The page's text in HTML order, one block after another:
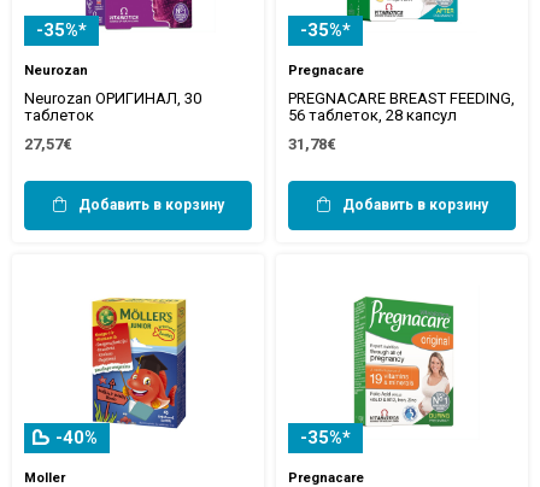
-35%*
Neurozan
Neurozan ОРИГИНАЛ, 30
таблеток
27,57€
Добавить в корзину
-35%*
Pregnacare
PREGNACARE BREAST FEEDING,
56 таблеток, 28 капсул
31,78€
Добавить в корзину
-40%
Moller
-35%*
Pregnacare